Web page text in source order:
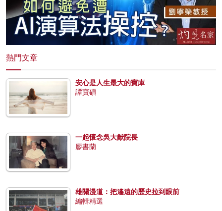
熱門文章
安心是人生最大的寶庫
譚寶碩
一起懷念吳大猷院長
廖書蘭
雄關漫道：把遙遠的歷史拉到眼前
編輯精選